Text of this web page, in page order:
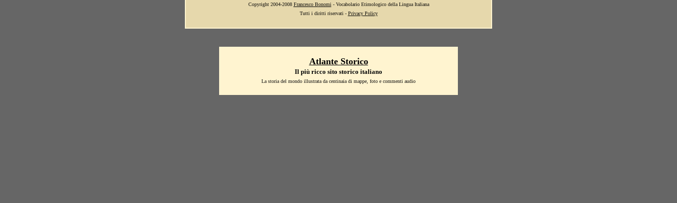
Copyright 2004-2008 Francesco Bonomi - Vocabolario Etimologico della Lingua Italiana
Tutti i diritti riservati - Privacy Policy
Atlante Storico
Il più ricco sito storico italiano
La storia del mondo illustrata da centinaia di mappe, foto e commenti audio